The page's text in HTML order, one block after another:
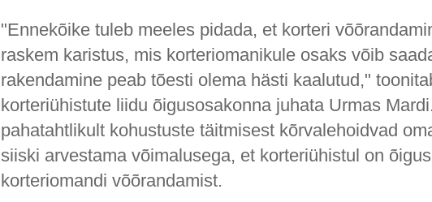
"Ennekõike tuleb meeles pidada, et korteri
raskem karistus, mis korteriomanikule osaks võib
rakendamine peab tõesti olema hästi kaalutud,"
korteriühistute liidu õigusosakonna juhata Urmas
pahatahtlikult kohustuste täitmisest kõrvalehoidvad
siiski arvestama võimalusega, et korteriühistul on
korteriomandi võõrandamist.